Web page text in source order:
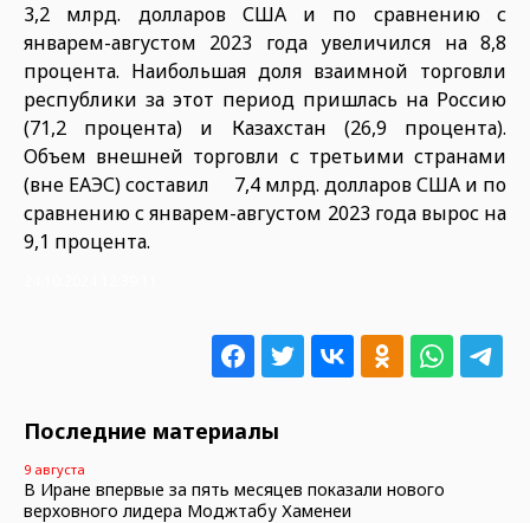
3,2 млрд. долларов США и по сравнению с
январем-августом 2023 года увеличился на 8,8
процента. Наибольшая доля взаимной торговли
республики за этот период пришлась на Россию
(71,2 процента) и Казахстан (26,9 процента).
Объем внешней торговли с третьими странами
(вне ЕАЭС) составил 7,4 млрд. долларов США и по
сравнению с январем-августом 2023 года вырос на
9,1 процента.
Последние материалы
9 августа
В Иране впервые за пять месяцев показали нового
верховного лидера Моджтабу Хаменеи